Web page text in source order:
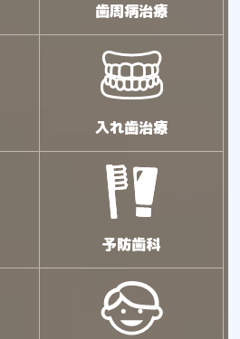
歯周病治療
入れ歯治療
予防歯科